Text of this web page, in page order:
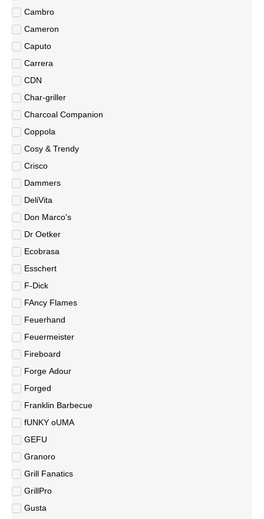
Cambro
Cameron
Caputo
Carrera
CDN
Char-griller
Charcoal Companion
Coppola
Cosy & Trendy
Crisco
Dammers
DeliVita
Don Marco's
Dr Oetker
Ecobrasa
Esschert
F-Dick
FAncy Flames
Feuerhand
Feuermeister
Fireboard
Forge Adour
Forged
Franklin Barbecue
fUNKY oUMA
GEFU
Granoro
Grill Fanatics
GrillPro
Gusta